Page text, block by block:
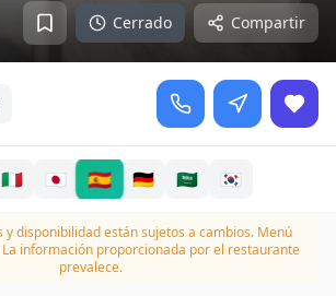
Cerrado Compartir
🇮🇹 🇯🇵 🇪🇸 🇩🇪 🇸🇦 🇰🇷
y disponibilidad están sujetos a cambios.Menú
información proporcionada por el restaurante
prevalece.